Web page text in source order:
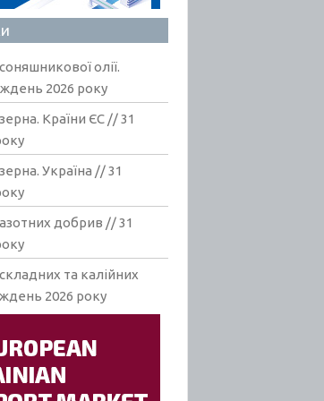
олії.
2026 року
Країни ЄС // 31
Україна // 31
добрив // 31
та калійних
2026 року